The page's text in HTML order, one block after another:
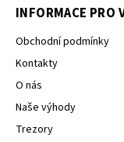
INFORMACE PRO
Obchodní podmínky
Kontakty
O nás
Naše výhody
Trezory